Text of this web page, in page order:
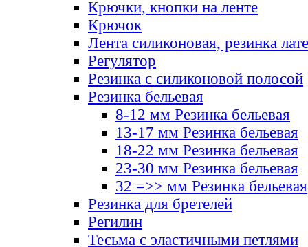
Крючки, кнопки на ленте
Крючок
Лента силиконовая, резинка
Регулятор
Резинка с силиконовой полосой
Резинка бельевая
8-12 мм Резинка бельевая
13-17 мм Резинка бельевая
18-22 мм Резинка бельевая
23-30 мм Резинка бельевая
32 =>> мм Резинка бельевая
Резинка для бретелей
Регилин
Тесьма с эластичными петлями